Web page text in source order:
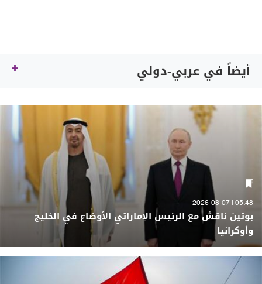
أيضاً في عربي-دولي
05:48 | 2026-08-07
بوتين ناقش مع الرئيس الإماراتي الأوضاع في الخليج
وأوكرانيا